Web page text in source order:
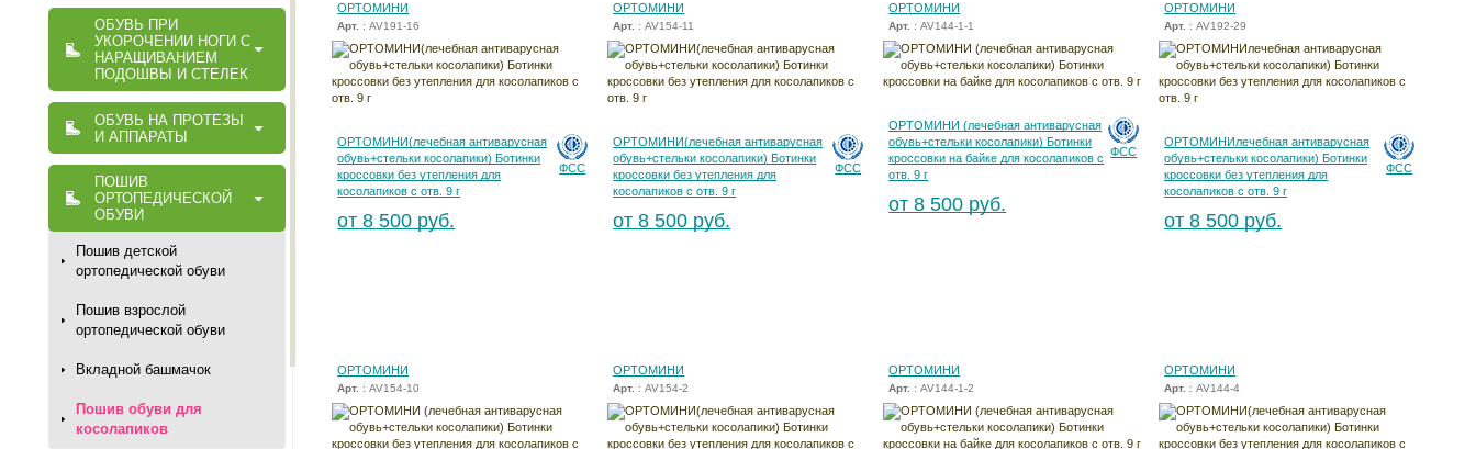
ОБУВЬ ПРИ
УКОРОЧЕНИИ НОГИ С
НАРАЩИВАНИЕМ
ПОДОШВЫ И СТЕЛЕК
ОБУВЬ НА ПРОТЕЗЫ
И АППАРАТЫ
ПОШИВ
ОРТОПЕДИЧЕСКОЙ
ОБУВИ
Пошив детской
ортопедической обуви
Пошив взрослой
ортопедической обуви
Вкладной башмачок
Пошив обуви для
косолапиков
ОРТОМИНИ
Арт. : AV191-16
ФСС
ОРТОМИНИ(лечебная антиварусная
обувь+стельки косолапики) Ботинки
кроссовки без утепления для
косолапиков с отв. 9 г
от 8 500 руб.
ОРТОМИНИ
Арт. : AV154-11
ФСС
ОРТОМИНИ(лечебная антиварусная
обувь+стельки косолапики) Ботинки
кроссовки без утепления для
косолапиков с отв. 9 г
от 8 500 руб.
ОРТОМИНИ
Арт. : AV144-1-1
ФСС
ОРТОМИНИ (лечебная антиварусная
обувь+стельки косолапики) Ботинки
кроссовки на байке для косолапиков с
отв. 9 г
от 8 500 руб.
ОРТОМИНИ
Арт. : AV192-29
ФСС
ОРТОМИНИлечебная антиварусная
обувь+стельки косолапики) Ботинки
кроссовки без утепления для
косолапиков с отв. 9 г
от 8 500 руб.
ОРТОМИНИ
Арт. : AV154-10
ОРТОМИНИ
Арт. : AV154-2
ОРТОМИНИ
Арт. : AV144-1-2
ОРТОМИНИ
Арт. : AV144-4